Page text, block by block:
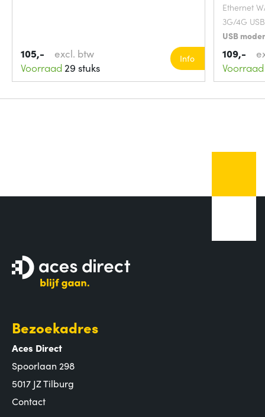
105,-
excl. btw
Voorraad 29 stuks
Info
Ethernet
3G/4G
USB
WLAN
867
109,-
Voorraad
Bezoekadres
Aces Direct
Spoorlaan 298
5017 JZ Tilburg
Contact